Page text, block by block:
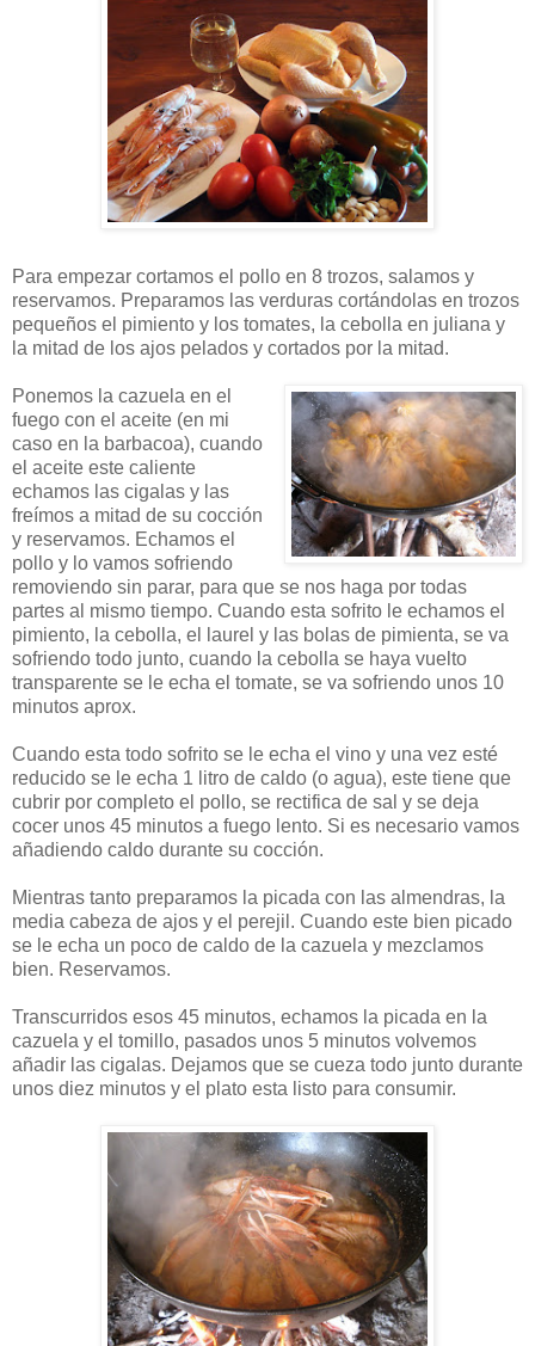
Para empezar cortamos el pollo en 8 trozos, salamos y
reservamos. Preparamos las verduras cortándolas en trozos
pequeños el pimiento y los tomates, la cebolla en juliana y
la mitad de los ajos pelados y cortados por la mitad.
Ponemos la cazuela en el
fuego con el aceite (en mi
caso en la barbacoa), cuando
el aceite este caliente
echamos las cigalas y las
freímos a mitad de su cocción
y reservamos. Echamos el
pollo y lo vamos sofriendo
removiendo sin parar, para que se nos haga por todas
partes al mismo tiempo. Cuando esta sofrito le echamos el
pimiento, la cebolla, el laurel y las bolas de pimienta, se va
sofriendo todo junto, cuando la cebolla se haya vuelto
transparente se le echa el tomate, se va sofriendo unos 10
minutos aprox.
Cuando esta todo sofrito se le echa el vino y una vez esté
reducido se le echa 1 litro de caldo (o agua), este tiene que
cubrir por completo el pollo, se rectifica de sal y se deja
cocer unos 45 minutos a fuego lento. Si es necesario vamos
añadiendo caldo durante su cocción.
Mientras tanto preparamos la picada con las almendras, la
media cabeza de ajos y el perejil. Cuando este bien picado
se le echa un poco de caldo de la cazuela y mezclamos
bien. Reservamos.
Transcurridos esos 45 minutos, echamos la picada en la
cazuela y el tomillo, pasados unos 5 minutos volvemos
añadir las cigalas. Dejamos que se cueza todo junto durante
unos diez minutos y el plato esta listo para consumir.